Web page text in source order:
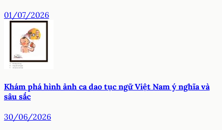
01/07/2026
Khám phá hình ảnh ca dao tục ngữ Việt Nam ý nghĩa và
sâu sắc
30/06/2026